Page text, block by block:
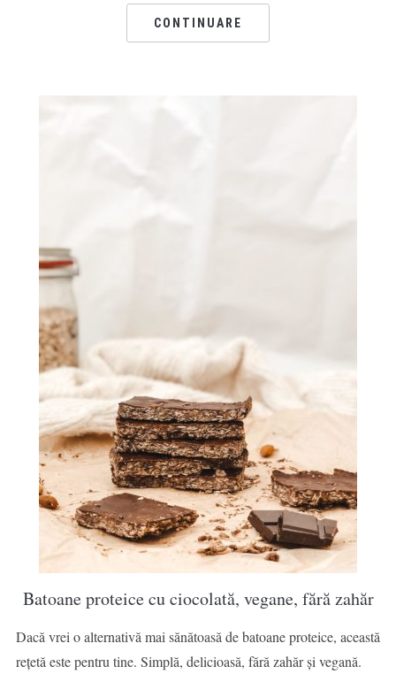
CONTINUARE
Batoane proteice cu ciocolată, vegane, fără zahăr
Dacă vrei o alternativă mai sănătoasă de batoane proteice, această
rețetă este pentru tine. Simplă, delicioasă, fără zahăr și vegană.